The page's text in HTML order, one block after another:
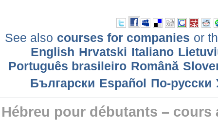
See also courses for companies or
English Hrvatski Italiano
Português brasileiro Română
Български Еspañol По-русски
Hébreu pour débutants – cours